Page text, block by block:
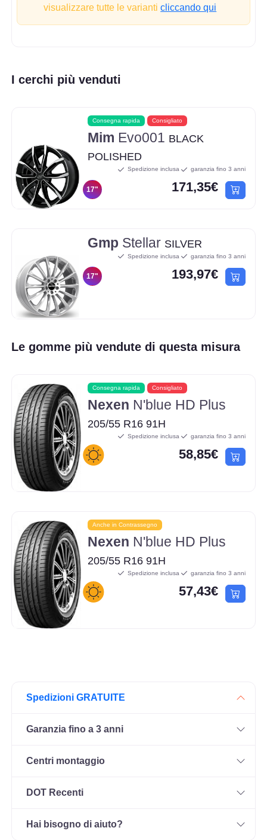
visualizzare tutte le varianticliccando qui
I cerchi più venduti
Consegna rapida Consigliato
Mim Evo001 BLACK
POLISHED
17"
Spedizione inclusa garanzia fino 3 anni
171,35€
Gmp Stellar SILVER
17"
Spedizione inclusa garanzia fino 3 anni
193,97€
Le gomme più vendute di questa misura
Consegna rapida Consigliato
Nexen N'blue HD Plus
205/55 R16 91H
Spedizione inclusa garanzia fino 3 anni
58,85€
Anche in Contrassegno
Nexen N'blue HD Plus
205/55 R16 91H
Spedizione inclusa garanzia fino 3 anni
57,43€
Spedizioni GRATUITE
Garanzia fino a 3 anni
Centri montaggio
DOT Recenti
Hai bisogno di aiuto?